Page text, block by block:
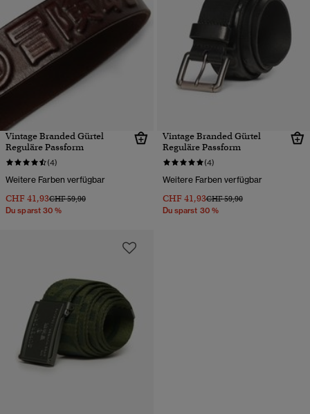
Vintage Branded Gürtel
Reguläre Passform
(4)
Weitere Farben verfügbar
CHF 41,93Preis wurde reduziert von
CHF 59,90bis
Du sparst 30 %
Vintage Branded Gürtel
Reguläre Passform
(4)
Weitere Farben verfügbar
CHF 41,93Preis wurde reduziert von
CHF 59,90bis
Du sparst 30 %